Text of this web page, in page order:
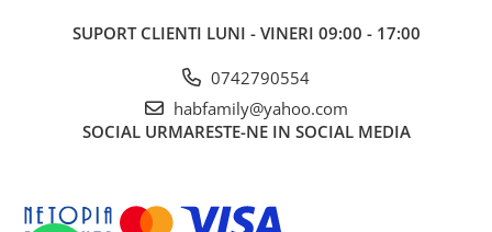
SUPORT CLIENTI LUNI - VINERI 09:00 - 17:00
0742790554
habfamily@yahoo.com
SOCIAL URMARESTE-NE IN SOCIAL MEDIA